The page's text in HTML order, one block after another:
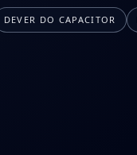
DEVER DO CAPACITOR